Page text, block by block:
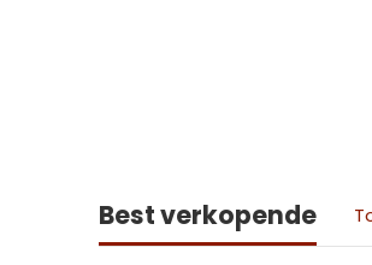
Best verkopende